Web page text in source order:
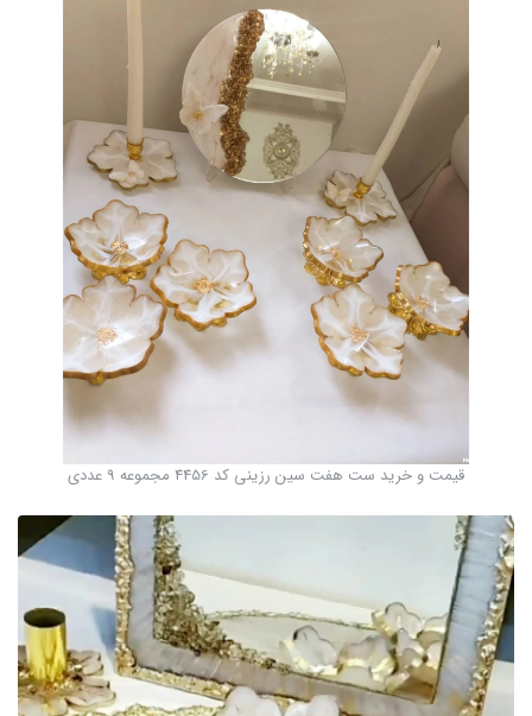
قیمت و خرید ست هفت سین رزینی کد 4456 مجموعه 9 عددی